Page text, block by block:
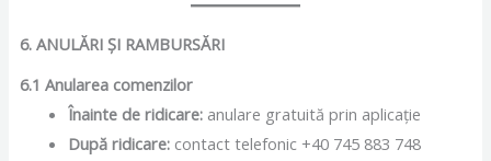
6. ANULĂRI ȘI RAMBURSĂRI
6.1 Anularea comenzilor
Înainte de ridicare:anulare gratuită prin aplicație
După ridicare:contact telefonic +40 745 883 748